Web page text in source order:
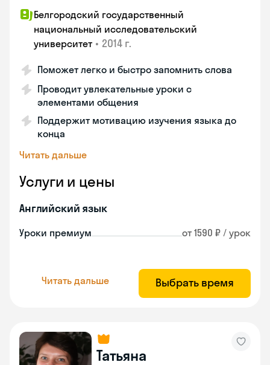
Белгородский государственный
национальный исследовательский
университет • 2014 г.
Поможет легко и быстро запомнить слова
Проводит увлекательные уроки с
элементами общения
Поддержит мотивацию изучения языка до
конца
Читать дальше
Услуги и цены
Английский язык
Уроки премиум от 1590 ₽ / урок
Читать дальше Выбрать время
Татьяна